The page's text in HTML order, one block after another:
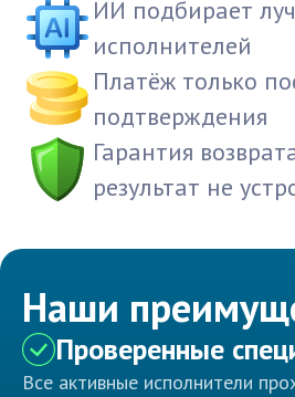
ИИ подбирает
исполнителей
Платёж только
подтверждения
Гарантия
результат не
Наши
Проверенные
Все активные исполнители